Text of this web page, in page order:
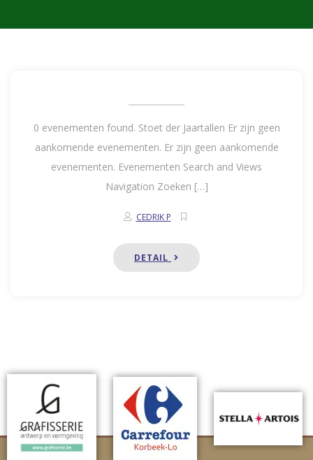
0 evenementen found. Stoet der Jaartallen Er zijn geen
aankomende evenementen. Er zijn geen aankomende
evenementen. Evenementen Search and Views
Navigation Zoeken […]
CEDRIK P
DETAIL